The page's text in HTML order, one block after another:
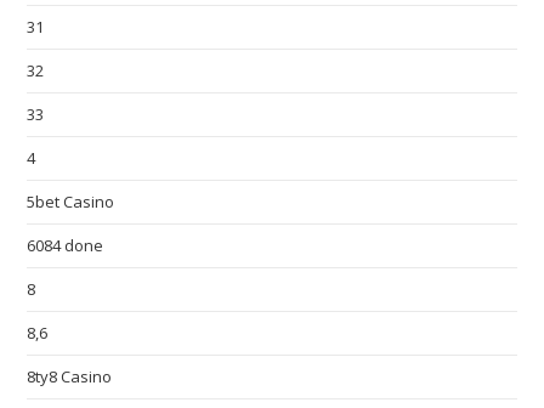
31
32
33
4
5bet Casino
6084 done
8
8,6
8ty8 Casino